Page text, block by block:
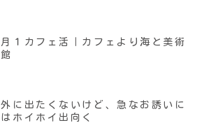
月１カフェ活｜カフェより海と美術
館
外に出たくないけど、急なお誘いに
はホイホイ出向く